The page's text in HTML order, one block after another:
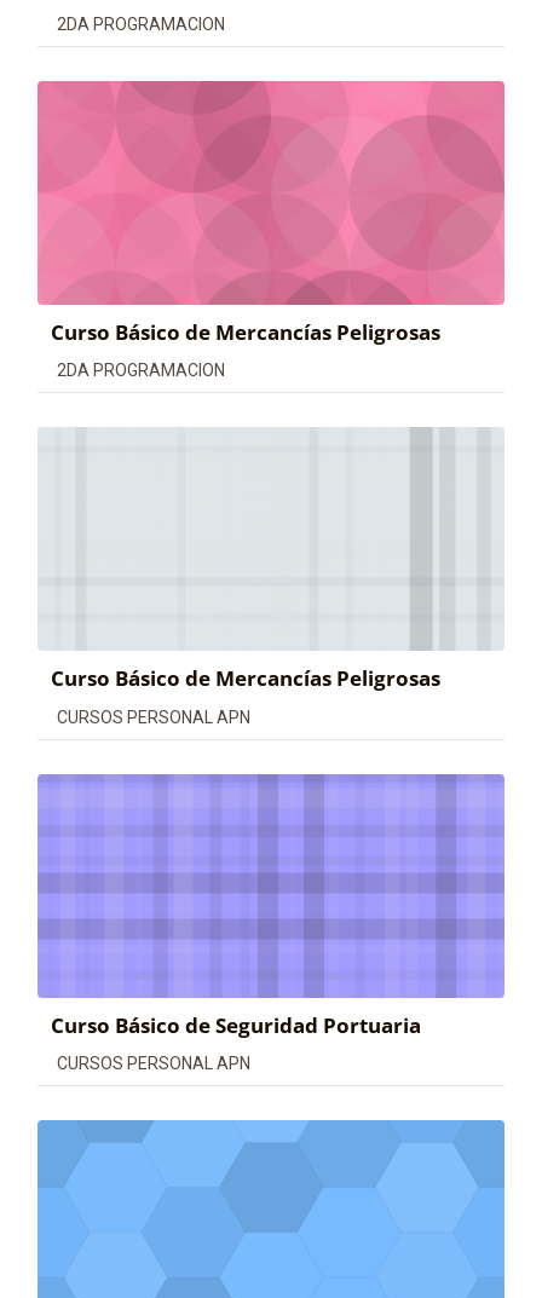
Categoría de cursos
2DA PROGRAMACION
Curso Básico de Mercancías Peligrosas
Categoría de cursos
2DA PROGRAMACION
Curso Básico de Mercancías Peligrosas
Categoría de cursos
CURSOS PERSONAL APN
Curso Básico de Seguridad Portuaria
Categoría de cursos
CURSOS PERSONAL APN